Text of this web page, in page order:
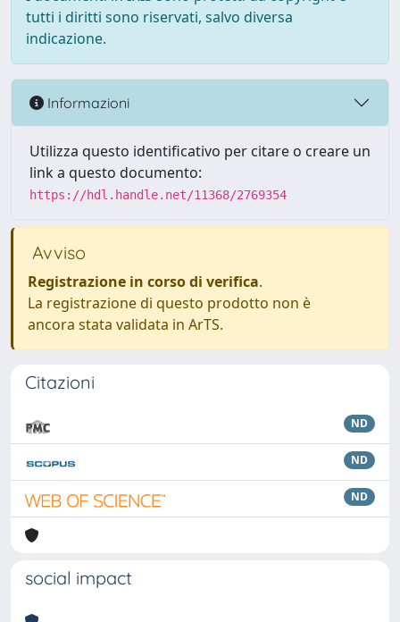
tutti i diritti sono riservati, salvo diversa
indicazione.
Informazioni
Utilizza questo identificativo per citare o creare un
link a questo documento:
https://hdl.handle.net/11368/2769354
Avviso
Registrazione in corso di verifica.
La registrazione di questo prodotto non è
ancora stata validata in ArTS.
Citazioni
ND
ND
ND
social impact